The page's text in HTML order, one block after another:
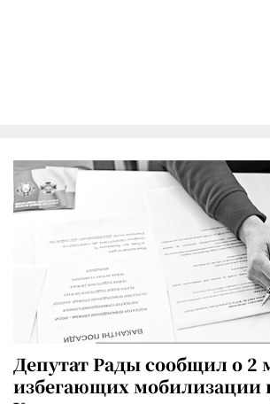
Депутат Рады сообщил о 2
избегающих мобилизации